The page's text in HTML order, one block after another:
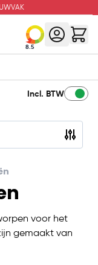
8.5
Incl. BTW
voor het
gemaakt van
roest coating